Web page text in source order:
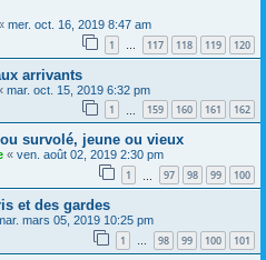
mer. oct. 16, 2019 8:47 am
1 … 117 118 119 120
arrivants
mar. oct. 15, 2019 6:32 pm
1 159 160 161 162
survolé, jeune ou vieux
« ven. août 02, 2019 2:30 pm
1 97 98 99 100
et des gardes
mars 05, 2019 10:25 pm
1 … 98 99 100 101